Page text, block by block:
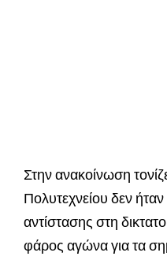
Στην ανακοίνωση
Πολυτεχνείου δεν
αντίστασης στη
φάρος αγώνα για τα